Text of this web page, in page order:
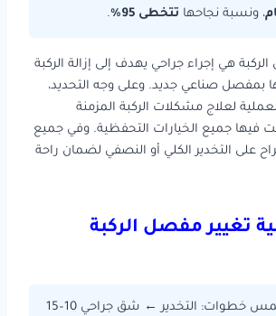
، ونسبة نجاحها تتخطى 95% .
هي إجراء جراحي يهدف إلى إزالة الركبة
بمفصل صناعي جديد. وعلى وجه التحديد،
لعلاج مشكلات الركبة المزمنة
فيها جميع الخيارات التحفظية. وفي جميع
على التخدير الكلي أو النصفي لضمان راحة
تغيير مفصل الركبة
العملية تمر بخمس خطوات: التخدير ← شق جراحي 10–15